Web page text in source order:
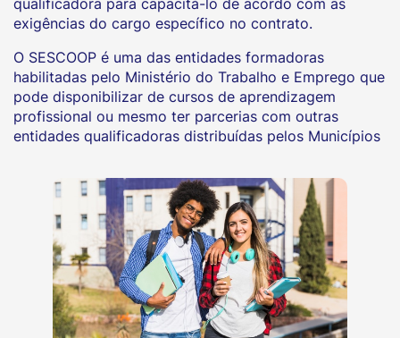
qualificadora para capacitá-lo de acordo com as
exigências do cargo específico no contrato.
O SESCOOP é uma das entidades formadoras
habilitadas pelo Ministério do Trabalho e Emprego que
pode disponibilizar de cursos de aprendizagem
profissional ou mesmo ter parcerias com outras
entidades qualificadoras distribuídas pelos Municípios